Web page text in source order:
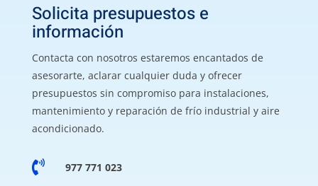
Solicita presupuestos e
información
Contacta con nosotros estaremos encantados de
asesorarte, aclarar cualquier duda y ofrecer
presupuestos sin compromiso para instalaciones,
mantenimiento y reparación de frío industrial y aire
acondicionado.
 977 771 023